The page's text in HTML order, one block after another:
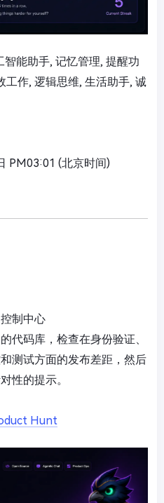
智能助手, 记忆管理, 提醒功
工作, 逻辑思维, 生活助手, 诚
PM03:01 (北京时间)
制中心
代码库，检查在身份验证、
测试方面的发布差距，然后
性的提示。
Hunt